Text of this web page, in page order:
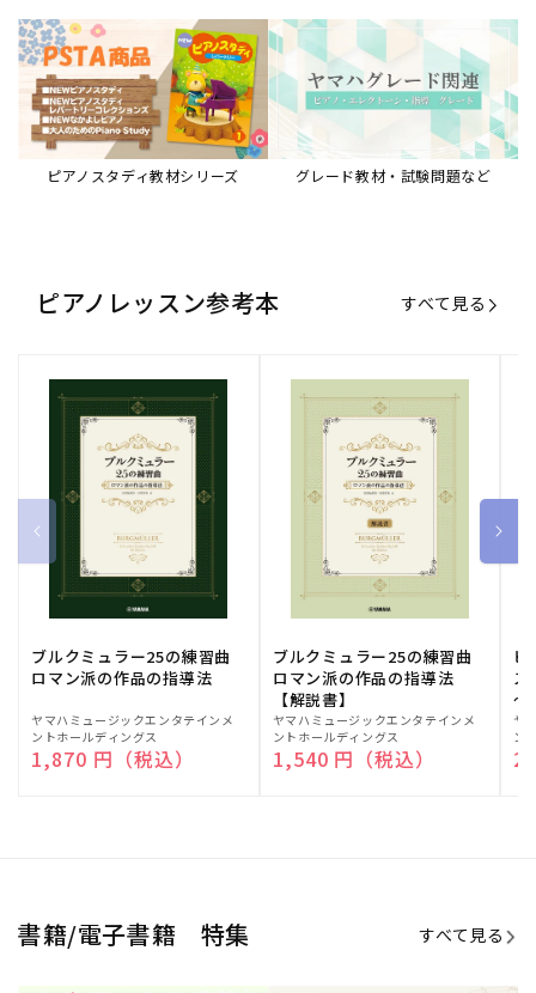
ピアノスタディ教材シリーズ グレード教材・試験問題など
ピアノレッスン参考本 すべて見る
ブルクミュラー25の練習曲
ロマン派の作品の指導法
販
売
元:
ヤマハミュージックエンタテインメ
ントホールディングス
通常価格
1,870 円（税込）
ブルクミュラー25の練習曲
ロマン派の作品の指導法
【解説書】
販
売
元:
ヤマハミュージックエンタテインメ
ントホールディングス
通常価格
1,540 円（税込）
ピ
ス
～
販
売
元:
ヤ
ン
書籍/電子書籍 特集 すべて見る